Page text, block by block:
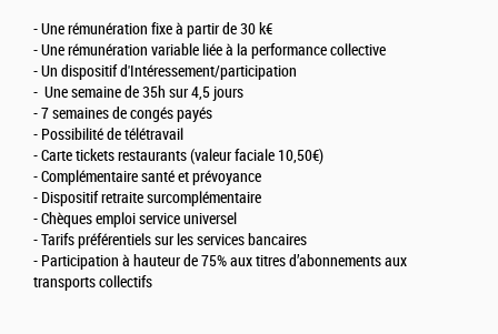
- Une rémunération fixe à partir de 30 k€
- Une rémunération variable liée à la performance collective
- Un dispositif d'Intéressement/participation
- Une semaine de 35h sur 4,5 jours
- 7 semaines de congés payés
- Possibilité de télétravail
- Carte tickets restaurants (valeur faciale 10,50€)
- Complémentaire santé et prévoyance
- Dispositif retraite surcomplémentaire
- Chèques emploi service universel
- Tarifs préférentiels sur les services bancaires
- Participation à hauteur de 75% aux titres d’abonnements aux
transports collectifs